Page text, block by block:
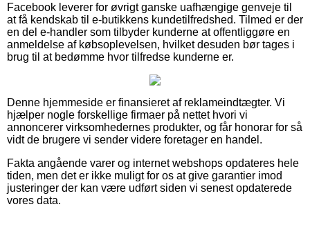
Facebook leverer for øvrigt ganske uafhængige genveje til
at få kendskab til e-butikkens kundetilfredshed. Tilmed er der
en del e-handler som tilbyder kunderne at offentliggøre en
anmeldelse af købsoplevelsen, hvilket desuden bør tages i
brug til at bedømme hvor tilfredse kunderne er.
Denne hjemmeside er finansieret af reklameindtægter. Vi
hjælper nogle forskellige firmaer på nettet hvori vi
annoncerer virksomhedernes produkter, og får honorar for så
vidt de brugere vi sender videre foretager en handel.
Fakta angående varer og internet webshops opdateres hele
tiden, men det er ikke muligt for os at give garantier imod
justeringer der kan være udført siden vi senest opdaterede
vores data.